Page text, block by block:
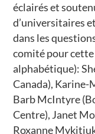
éclairés et
d’universitaires
dans les
comité pour
alphabétique):
Canada), Karine-
Barb McIntyre
Centre), Janet
Roxanne